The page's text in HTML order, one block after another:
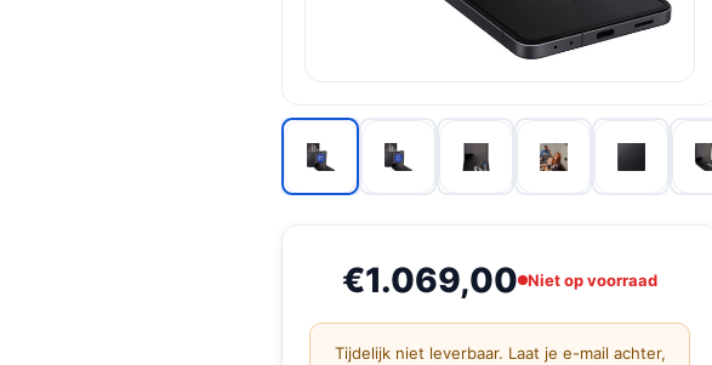
€1.069,00 Niet op voorraad
Tijdelijk niet leverbaar. Laat je e-mail achter,